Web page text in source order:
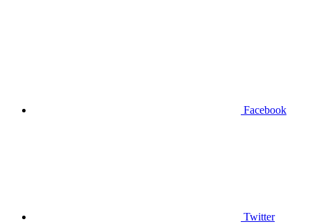
Facebook
Twitter